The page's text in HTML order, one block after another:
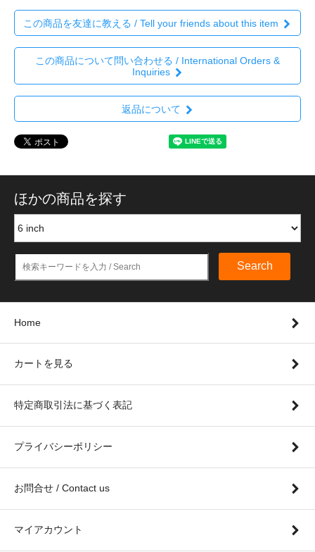
この商品を友達に教える / Tell your friends about this item
この商品について問い合わせる / International Orders &
Inquiries
返品について
ほかの商品を探す
Search
Home
カートを見る
特定商取引法に基づく表記
プライバシーポリシー
お問合せ / Contact us
マイアカウント